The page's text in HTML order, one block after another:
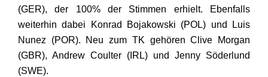
(GER), der 100% der Stimmen erhielt. Ebenfalls
weiterhin dabei Konrad Bojakowski (POL) und Luis
Nunez (POR). Neu zum TK gehören Clive Morgan
(GBR), Andrew Coulter (IRL) und Jenny Söderlund
(SWE).